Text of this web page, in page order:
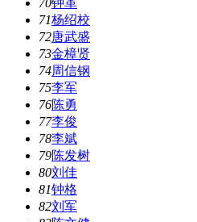
71杨绍校
72唐武盛
73金樟贤
74周信钢
75李军
76陈勇
77李俊
78李斌
79陈发树
80刘佳
81钟格
82刘军